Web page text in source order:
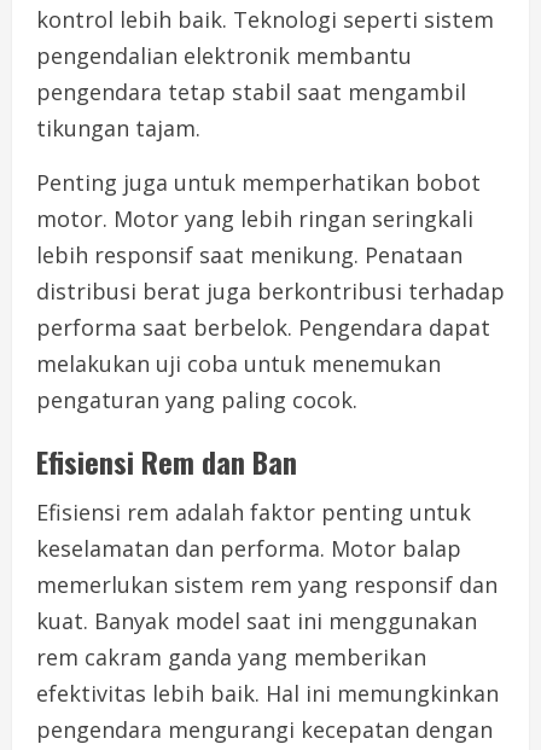
kontrol lebih baik. Teknologi seperti sistem
pengendalian elektronik membantu
pengendara tetap stabil saat mengambil
tikungan tajam.
Penting juga untuk memperhatikan bobot
motor. Motor yang lebih ringan seringkali
lebih responsif saat menikung. Penataan
distribusi berat juga berkontribusi terhadap
performa saat berbelok. Pengendara dapat
melakukan uji coba untuk menemukan
pengaturan yang paling cocok.
Efisiensi Rem dan Ban
Efisiensi rem adalah faktor penting untuk
keselamatan dan performa. Motor balap
memerlukan sistem rem yang responsif dan
kuat. Banyak model saat ini menggunakan
rem cakram ganda yang memberikan
efektivitas lebih baik. Hal ini memungkinkan
pengendara mengurangi kecepatan dengan